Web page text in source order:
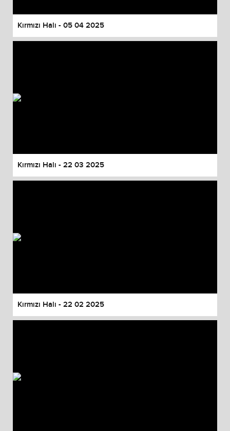
Kırmızı Halı - 05 04 2025
Kırmızı Halı - 22 03 2025
Kırmızı Halı - 22 02 2025